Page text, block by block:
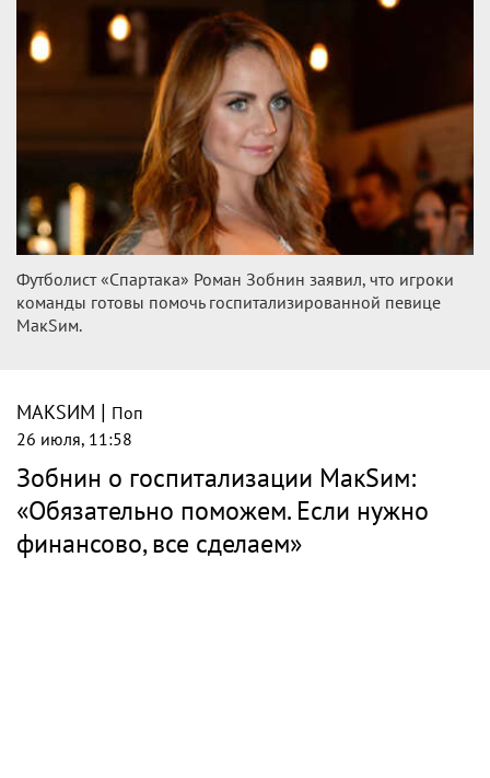
Футболист «Спартака» Роман Зобнин заявил, что игроки
команды готовы помочь госпитализированной певице
МакSим.
МАКSИМ | Поп
26 июля, 11:58
Зобнин о госпитализации МакSим:
«Обязательно поможем. Если нужно
финансово, все сделаем»